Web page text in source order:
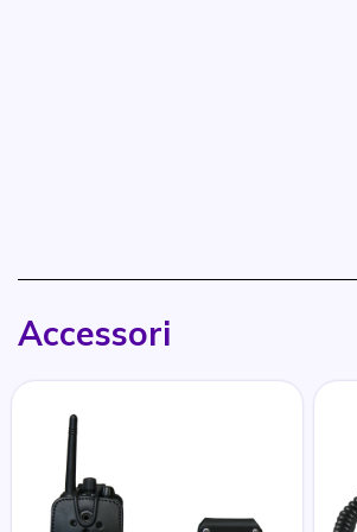
Accessori